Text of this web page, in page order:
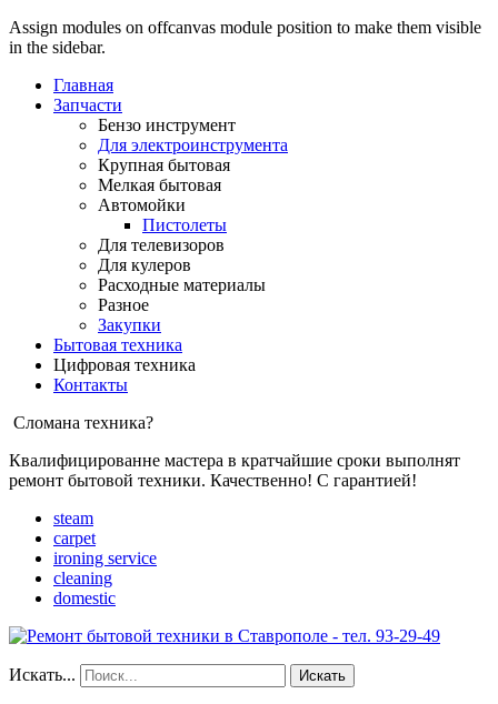
Assign modules on offcanvas module position to make them visible
in the sidebar.
Главная
Запчасти
Бензо инструмент
Для электроинструмента
Крупная бытовая
Мелкая бытовая
Автомойки
Пистолеты
Для телевизоров
Для кулеров
Расходные материалы
Разное
Закупки
Бытовая техника
Цифровая техника
Контакты
Сломана техника?
Квалифицированне мастера в кратчайшие сроки выполнят
ремонт бытовой техники. Качественно! С гарантией!
steam
carpet
ironing service
cleaning
domestic
Искать... Искать